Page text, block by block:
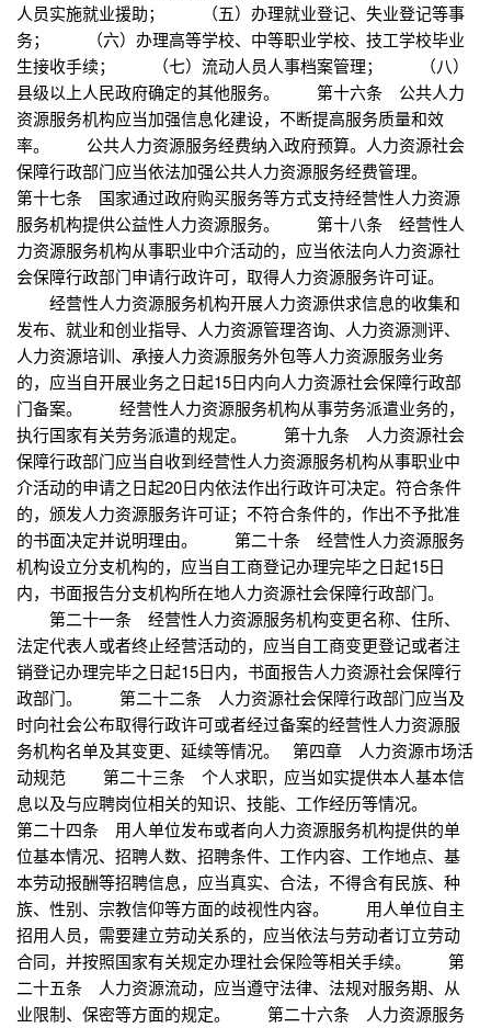
人员实施就业援助； （五）办理就业登记、失业登记等事
务； （六）办理高等学校、中等职业学校、技工学校毕业
生接收手续； （七）流动人员人事档案管理； （八）
县级以上人民政府确定的其他服务。 第十六条 公共人力
资源服务机构应当加强信息化建设，不断提高服务质量和效
率。 公共人力资源服务经费纳入政府预算。人力资源社会
保障行政部门应当依法加强公共人力资源服务经费管理。
第十七条 国家通过政府购买服务等方式支持经营性人力资源
服务机构提供公益性人力资源服务。 第十八条 经营性人
力资源服务机构从事职业中介活动的，应当依法向人力资源社
会保障行政部门申请行政许可，取得人力资源服务许可证。
经营性人力资源服务机构开展人力资源供求信息的收集和
发布、就业和创业指导、人力资源管理咨询、人力资源测评、
人力资源培训、承接人力资源服务外包等人力资源服务业务
的，应当自开展业务之日起15日内向人力资源社会保障行政部
门备案。 经营性人力资源服务机构从事劳务派遣业务的，
执行国家有关劳务派遣的规定。 第十九条 人力资源社会
保障行政部门应当自收到经营性人力资源服务机构从事职业中
介活动的申请之日起20日内依法作出行政许可决定。符合条件
的，颁发人力资源服务许可证；不符合条件的，作出不予批准
的书面决定并说明理由。 第二十条 经营性人力资源服务
机构设立分支机构的，应当自工商登记办理完毕之日起15日
内，书面报告分支机构所在地人力资源社会保障行政部门。
第二十一条 经营性人力资源服务机构变更名称、住所、
法定代表人或者终止经营活动的，应当自工商变更登记或者注
销登记办理完毕之日起15日内，书面报告人力资源社会保障行
政部门。 第二十二条 人力资源社会保障行政部门应当及
时向社会公布取得行政许可或者经过备案的经营性人力资源服
务机构名单及其变更、延续等情况。 第四章 人力资源市场活
动规范 第二十三条 个人求职，应当如实提供本人基本信
息以及与应聘岗位相关的知识、技能、工作经历等情况。
第二十四条 用人单位发布或者向人力资源服务机构提供的单
位基本情况、招聘人数、招聘条件、工作内容、工作地点、基
本劳动报酬等招聘信息，应当真实、合法，不得含有民族、种
族、性别、宗教信仰等方面的歧视性内容。 用人单位自主
招用人员，需要建立劳动关系的，应当依法与劳动者订立劳动
合同，并按照国家有关规定办理社会保险等相关手续。 第
二十五条 人力资源流动，应当遵守法律、法规对服务期、从
业限制、保密等方面的规定。 第二十六条 人力资源服务